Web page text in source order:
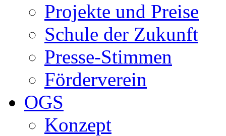
Projekte und Preise
Schule der Zukunft
Presse-Stimmen
Förderverein
OGS
Konzept